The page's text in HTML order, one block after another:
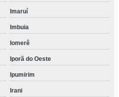
Imaruí
Imbuia
Iomerê
Iporã do Oeste
Ipumirim
Irani